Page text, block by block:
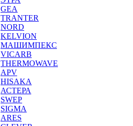
GEA
TRANTER
NORD
KELVION
МАШИМПЕКС
VICARB
THERMOWAVE
APV
HISAKA
АСТЕРА
SWEP
SIGMA
ARES